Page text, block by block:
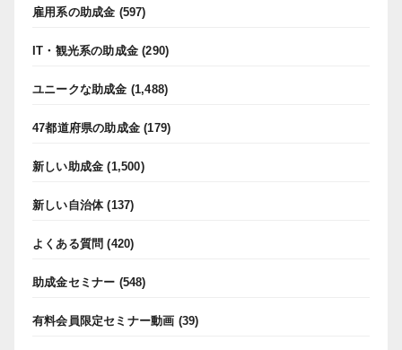
雇用系の助成金 (597)
IT・観光系の助成金 (290)
ユニークな助成金 (1,488)
47都道府県の助成金 (179)
新しい助成金 (1,500)
新しい自治体(137)
よくある質問 (420)
助成金セミナー (548)
有料会員限定セミナー動画 (39)